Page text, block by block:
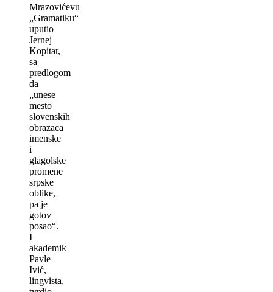
Mrazovićevu
„Gramatiku“
uputio
Jernej
Kopitar,
sa
predlogom
da
„unese
mesto
slovenskih
obrazaca
imenske
i
glagolske
promene
srpske
oblike,
pa je
gotov
posao“.
I
akademik
Pavle
Ivić,
lingvista,